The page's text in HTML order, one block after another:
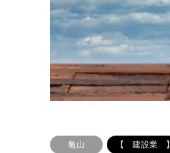
亀山 【 建設業 】